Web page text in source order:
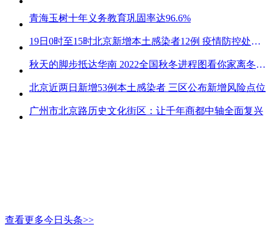
青海玉树十年义务教育巩固率达96.6%
19日0时至15时北京新增本土感染者12例 疫情防控处关键时刻
秋天的脚步抵达华南 2022全国秋冬进程图看你家离冬天有多远
北京近两日新增53例本土感染者 三区公布新增风险点位
广州市北京路历史文化街区：让千年商都中轴全面复兴
查看更多今日头条>>